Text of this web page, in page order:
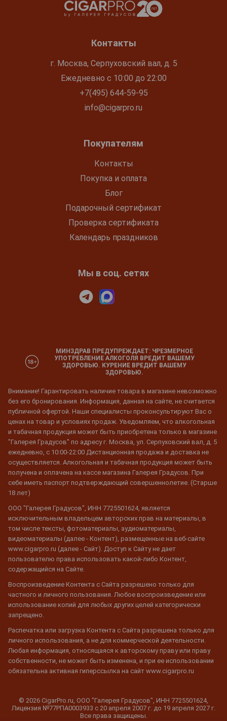
Контакты
г. Москва, Серпуховский вал, д. 5
Ежедневно с 10:00 до 22:00
+7(495) 644-59-95
info@cigarpro.ru
Покупателям
Контакты
Покупка и оплата
Блог
Подарочный сертификат
Проверка сертификата
Календарь праздников
Мы в соц. сетях
МИНЗДРАВ ПРЕДУПРЕЖДАЕТ: ЧРЕЗМЕРНОЕ
УПОТРЕБЛЕНИЕ АЛКОГОЛЯ ВРЕДИТ ВАШЕМУ
ЗДОРОВЬЮ. КУРЕНИЕ ВРЕДИТ ВАШЕМУ
ЗДОРОВЬЮ.
Внимание! Гарантировать наличие товара в магазине невозможно
без его бронирования. Информация, данная на сайте, не считается
публичной офертой. Наши специалисты проконсультируют Вас о
ценах на товар и условиях продаж. Уведомляем, что алкогольная
и табачная продукция может быть приобретена только в магазине
"Галерея Градусов" по адресу г. Москва, ул. Серпуховский вал, д. 5
ежедневно, с 10:00-22:00 Дистанционная продажа и доставка не
осуществляется. Алкогольная и табачная продукция может быть
получена и оплачена на кассе магазина Галерея Градусов. При
себе иметь паспорт подтверждающий совершеннолетие. (Старше
18 лет)
ООО "Галерея Градусов", ИНН 7725501624, является
исключительным владельцем авторских прав на материалы, в
том числе тексты, фотоматериалы, аудиоматериалы,
видеоматериалы (далее - Контент), размещенные на веб-сайте
www.cigarpro.ru (далее - Сайт). Доступ к Сайту не дает
пользователю права использовать какой-либо Контент,
содержащийся на Сайте.
Воспроизведение Контента с Сайта разрешено только для
частного и личного пользования. Любое воспроизведение или
использование копий для любых других целей категорически
запрещено.
Распечатка или загрузка Контента с Сайта разрешена только для
личного использования, а не для коммерческой деятельности.
Любая информация, относящаяся к авторскому праву или праву
собственности, не может быть изменена, и при ее использовании
обязательна активная гиперссылка на сайт www.cigarpro.ru
© 2026 CigarPro.ru, ООО "Галерея Градусов", ИНН 7725501624,
Лицензия №77РПА0003933 c 20 апреля 2007 г. до 19 апреля 2027 г.
Все права защищены.